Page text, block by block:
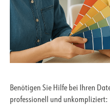
Benötigen Sie Hilfe bei Ihren
professionell und unkompliziert: